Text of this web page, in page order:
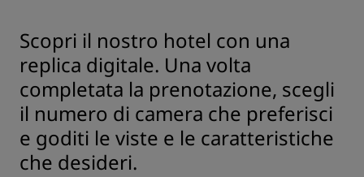
Scopri il nostro hotel con una
replica digitale. Una volta
completata la prenotazione, scegli
il numero di camera che preferisci
e goditi le viste e le caratteristiche
che desideri.